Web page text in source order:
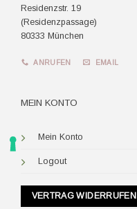
Residenzstr. 19
(Residenzpassage)
80333 München
ANRUFEN EMAIL
MEIN KONTO
Mein Konto
Logout
VERTRAG WIDERRUFEN